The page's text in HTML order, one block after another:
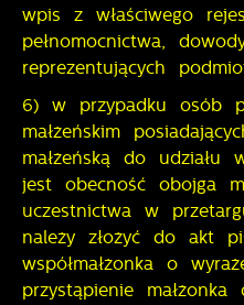
wpis z właściwego
pełnomocnictwa,
reprezentujących
6) w przypadku osób
małżeńskim
małżeńską do udziału
jest obecność obojga
uczestnictwa w
należy złożyć do akt
współmałżonka o
przystąpienie